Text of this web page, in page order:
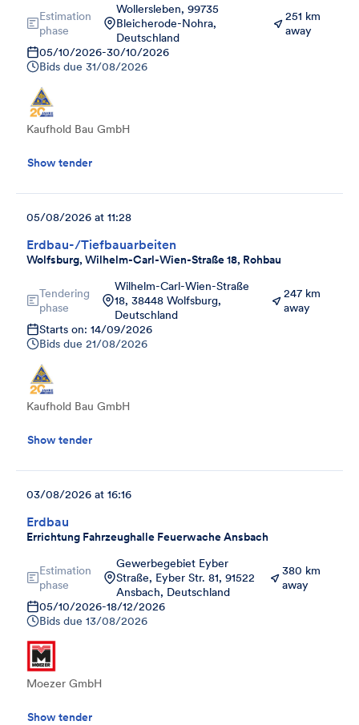
Estimation
phase
Wollersleben, 99735
Bleicherode-Nohra,
Deutschland
251 km
away
05/10/2026-30/10/2026
Bids due 31/08/2026
Kaufhold Bau GmbH
Show tender
Erdbau-/Tiefbauarbeiten
Wolfsburg, Wilhelm-Carl-Wien-Straße 18, Rohbau
05/08/2026 at 11:28
Tendering
phase
Wilhelm-Carl-Wien-Straße
18, 38448 Wolfsburg,
Deutschland
247 km
away
Starts on: 14/09/2026
Bids due 21/08/2026
Kaufhold Bau GmbH
Show tender
Erdbau
Errichtung Fahrzeughalle Feuerwache Ansbach
03/08/2026 at 16:16
Estimation
phase
Gewerbegebiet Eyber
Straße, Eyber Str. 81, 91522
Ansbach, Deutschland
380 km
away
05/10/2026-18/12/2026
Bids due 13/08/2026
Moezer GmbH
Show tender